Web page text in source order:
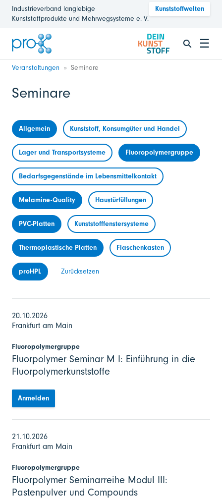
Industrieverband langlebige
Kunststoffprodukte und Mehrwegsysteme e. V.
Kunststoffwelten
☰
Veranstaltungen Seminare
Seminare
Allgemein Kunststoff, Konsumgüter und Handel
Lager und Transportsysteme Fluoropolymergruppe
Bedarfsgegenstände im Lebensmittelkontakt
Melamine-Quality Haustürfüllungen
PVC-Platten Kunststofffenstersysteme
Thermoplastische Platten Flaschenkasten
proHPL Zurücksetzen
20.10.2026
Frankfurt am Main
Fluoropolymergruppe
Fluorpolymer Seminar M I: Einführung in die
Fluorpolymerkunststoffe
Anmelden
21.10.2026
Frankfurt am Main
Fluoropolymergruppe
Fluorpolymer Seminarreihe Modul III:
Pastenpulver und Compounds